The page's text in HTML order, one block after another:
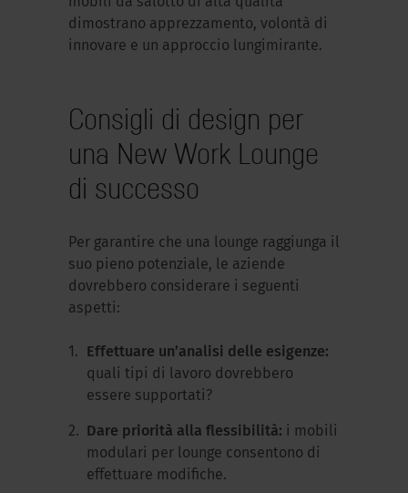
dimostrano apprezzamento, volontà di
innovare e un approccio lungimirante.
Consigli di design per
una New Work Lounge
di successo
Per garantire che una lounge raggiunga il
suo pieno potenziale, le aziende
dovrebbero considerare i seguenti
aspetti:
Effettuare un’analisi delle esigenze:
quali tipi di lavoro dovrebbero
essere supportati?
Dare priorità alla flessibilità: i mobili
modulari per lounge consentono di
effettuare modifiche.